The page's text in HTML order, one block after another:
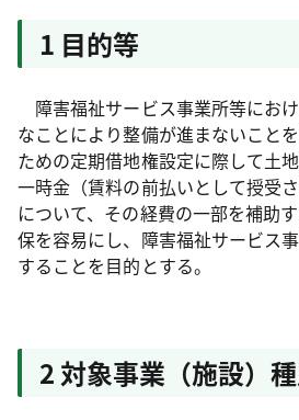
1 目的等
障害福祉サービス事業所等にお
なことにより整備が進まないこと
ための定期借地権設定に際して土
一時金（賃料の前払いとして授受
について、その経費の一部を補助
保を容易にし、障害福祉サービス
することを目的とする。
2 対象事業（施設）